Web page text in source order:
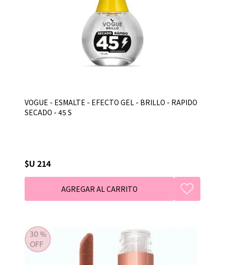
VOGUE - ESMALTE - EFECTO GEL - BRILLO - RAPIDO
SECADO - 45 S
$U 214